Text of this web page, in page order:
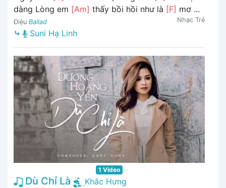
dàng Lòng em [Am] thấy bồi hồi như là [F] mơ ...
Điệu Ballad Nhạc Trẻ
⤷ Suni Hạ Linh
1 Video
Dù Chỉ Là
Khắc Hưng